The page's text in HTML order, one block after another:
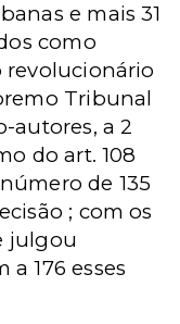
e mais 31
como
Tribunal
autores, a 2
do art. 108
de 135
; com os
julgou
176 esses